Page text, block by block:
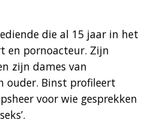
die al 15 jaar in het
en pornoacteur. Zijn
zijn dames van
ouder. Binst profileert
voor wie gesprekken